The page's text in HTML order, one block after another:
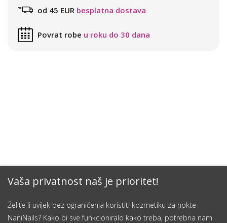
Vaša privatnost naš je prioritet!
Želite li uvijek bez ograničenja koristiti kozmetiku za nokte
NaniNails? Kako bi sve funkcioniralo kako treba, potrebna nam
od 45 EUR besplatna dostava
Povrat robe u roku do 30 dana